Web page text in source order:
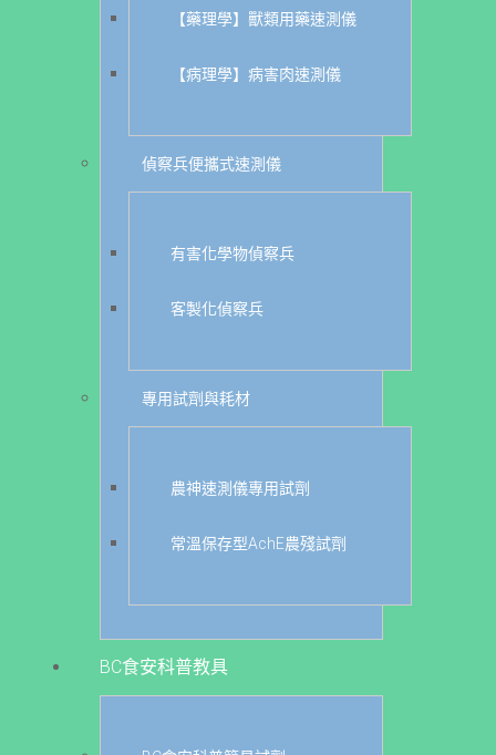
【藥理學】獸類用藥速測儀
【病理學】病害肉速測儀
偵察兵便攜式速測儀
有害化學物偵察兵
客製化偵察兵
專用試劑與耗材
農神速測儀專用試劑
常溫保存型AchE農殘試劑
BC食安科普教具